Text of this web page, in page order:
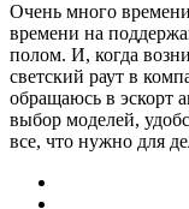
Очень много
времени на
полом. И, когда
светский раут в
обращаюсь в эскорт
выбор моделей,
все, что нужно для